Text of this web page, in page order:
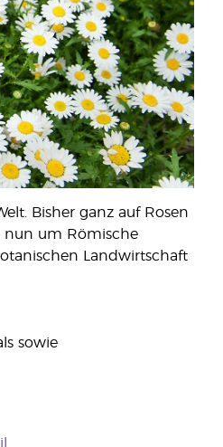
Bisher ganz auf Rosen
nun um Römische
Landwirtschaft
sowie